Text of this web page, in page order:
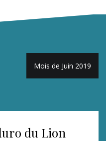
Mois de Juin 2019
du Lion